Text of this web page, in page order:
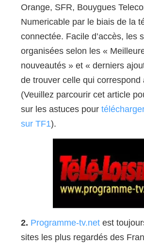
Orange, SFR, Bouygues
Numericable par le biais de la
connectée. Facile d’accès, les
organisées selon les «
nouveautés » et « derniers
de trouver celle qui correspond
(Veuillez parcourir cet article
sur les astuces pour
sur TF1).
2. Programme-tv.netest
sites les plus regardés des